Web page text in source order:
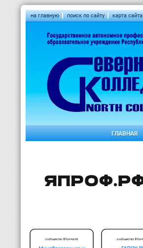
на главную поиск по сайту карта сайта
ГЛАВНАЯ